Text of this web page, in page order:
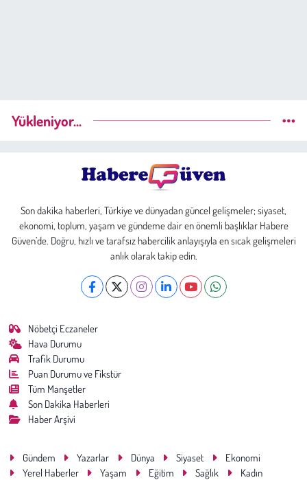
Yükleniyor...
Son dakika haberleri, Türkiye ve dünyadan güncel gelişmeler; siyaset,
ekonomi, toplum, yaşam ve gündeme dair en önemli başlıklar Habere
Güven’de. Doğru, hızlı ve tarafsız habercilik anlayışıyla en sıcak gelişmeleri
anlık olarak takip edin.
Nöbetçi Eczaneler
Hava Durumu
Trafik Durumu
Puan Durumu ve Fikstür
Tüm Manşetler
Son Dakika Haberleri
Haber Arşivi
Gündem Yazarlar Dünya Siyaset
Ekonomi
Yerel Haberler
Yaşam Eğitim Sağlık
Kadın